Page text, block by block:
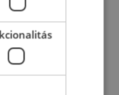
válik. Nem
való részvétel
igénye, és